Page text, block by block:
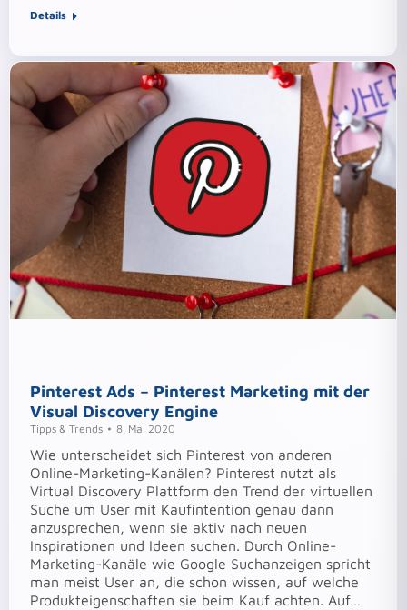
Details
Pinterest Ads – Pinterest Marketing mit der
Visual Discovery Engine
Tipps & Trends 8. Mai 2020
Wie unterscheidet sich Pinterest von anderen
Online-Marketing-Kanälen? Pinterest nutzt als
Virtual Discovery Plattform den Trend der virtuellen
Suche um User mit Kaufintention genau dann
anzusprechen, wenn sie aktiv nach neuen
Inspirationen und Ideen suchen. Durch Online-
Marketing-Kanäle wie Google Suchanzeigen spricht
man meist User an, die schon wissen, auf welche
Produkteigenschaften sie beim Kauf achten. Auf…